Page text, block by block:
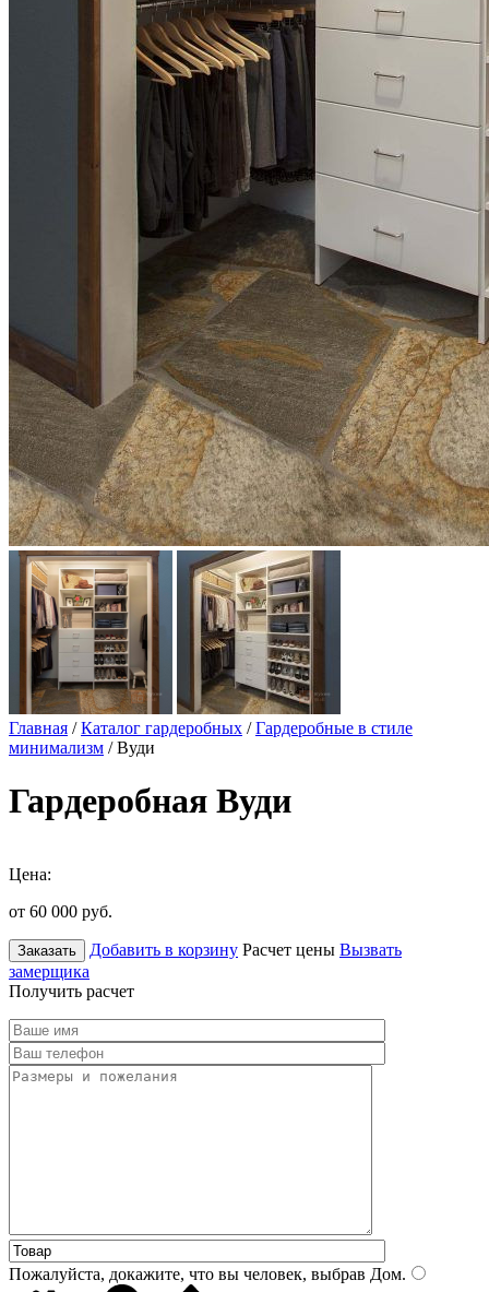
Главная /Каталог гардеробных /Гардеробные в стиле
минимализм / Вуди
Гардеробная Вуди
Цена:
от 60 000 руб.
Заказать Добавить в корзину Расчет цены Вызвать
замерщика
Получить расчет
Пожалуйста, докажите, что вы человек, выбрав Дом.